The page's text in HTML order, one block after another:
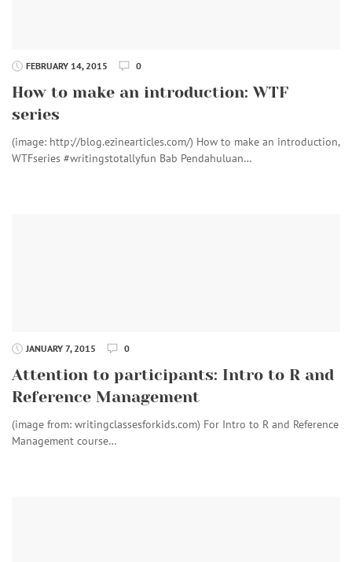
FEBRUARY 14, 2015 0
How to make an introduction: WTF
series
(image: http://blog.ezinearticles.com/) How to make an introduction,
WTFseries #writingstotallyfun Bab Pendahuluan…
JANUARY 7, 2015 0
Attention to participants: Intro to R and
Reference Management
(image from: writingclassesforkids.com) For Intro to R and Reference
Management course…